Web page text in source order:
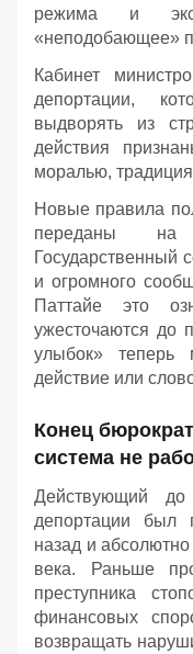
режима и
«неподобающее»
Кабинет
депортации,
выдворять из
действия
моралью,
Новые правила
переданы
Государственный
и огромного
Паттайе это
ужесточаются до
улыбок» теперь
действие или
Конец
система не
Действующий
депортации был
назад и
века. Раньше
преступника
финансовых
возвращать